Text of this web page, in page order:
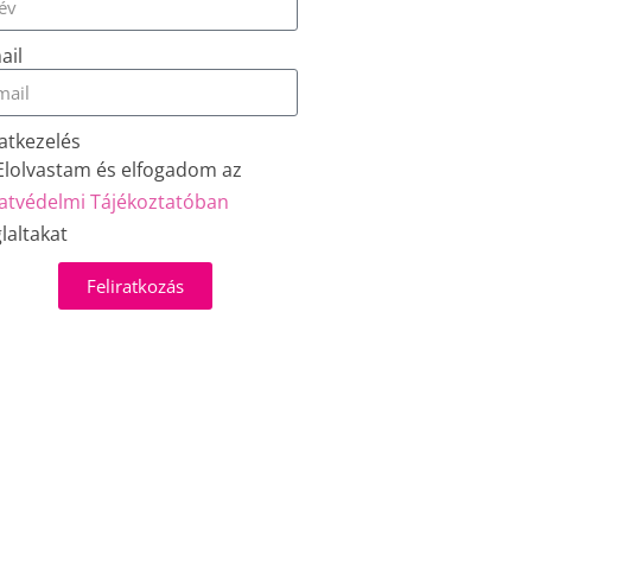
és elfogadom az
Tájékoztatóban
Feliratkozás